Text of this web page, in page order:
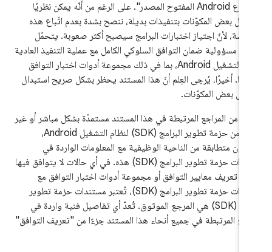
"مشروع Android المفتوح المصدر". على الرغم من أنّه يمكن نظريًا
بعض المكوّنات بتنفيذات بديلة، ننصح بشدة بعدم اتّباع هذه
لأنّ اجتياز اختبارات البرامج سيصبح أكثر صعوبة. يتحمّل
مسؤولية ضمان التوافق السلوكي الكامل مع عملية التنفيذ العادية
لنظام التشغيل Android، بما في ذلك مجموعة أدوات اختبار التوافق
أخيرًا، يُرجى العِلم أنّ هذا المستند يحظر بشكل صريح استبدال
بعض المكوّنات.
من المراجع المرتبطة في هذا المستند مستمدّة بشكل مباشر أو غير
مباشر من حزمة تطوير البرامج (SDK) لنظام التشغيل Android،
متطابقة من الناحية الوظيفية مع المعلومات الواردة في
مستندات حزمة تطوير البرامج (SDK) هذه. في أي حالات لا يتوافق فيها
تعريف معايير التوافق أو مجموعة أدوات اختبار التوافق مع
مستندات حزمة تطوير البرامج (SDK)، تُعتبر مستندات حزمة تطوير
البرامج (SDK) هي المرجع الموثوق. تُعدّ أي تفاصيل فنية واردة في
المرتبطة في جميع أنحاء هذا المستند جزءًا من "تعريف التوافق"